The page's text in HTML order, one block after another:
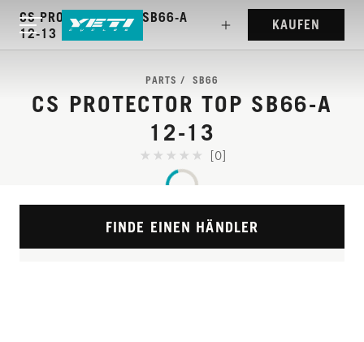
CS PROTECTOR TOP SB66-A
12-13
KAUFEN
PARTS SB66
CS PROTECTOR TOP SB66-A
12-13
[0]
FINDE EINEN HÄNDLER